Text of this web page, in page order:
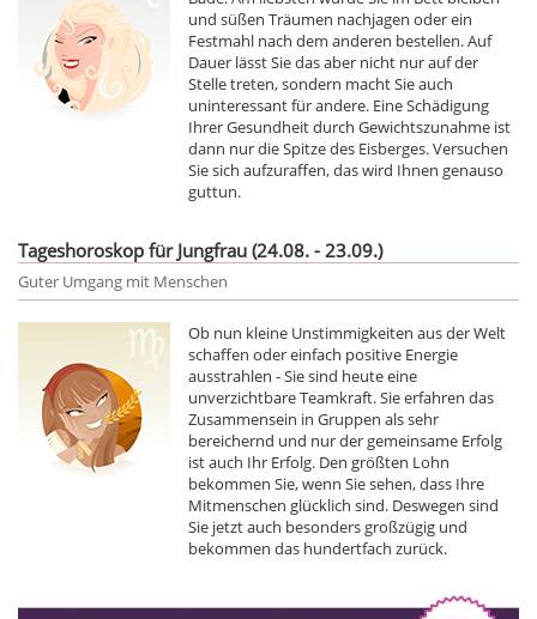
und süßen Träumen nachjagen oder ein
Festmahl nach dem anderen bestellen. Auf
Dauer lässt Sie das aber nicht nur auf der
Stelle treten, sondern macht Sie auch
uninteressant für andere. Eine Schädigung
Ihrer Gesundheit durch Gewichtszunahme ist
dann nur die Spitze des Eisberges. Versuchen
Sie sich aufzuraffen, das wird Ihnen genauso
guttun.
Tageshoroskop für Jungfrau (24.08. - 23.09.)
Guter Umgang mit Menschen
Ob nun kleine Unstimmigkeiten aus der Welt
schaffen oder einfach positive Energie
ausstrahlen - Sie sind heute eine
unverzichtbare Teamkraft. Sie erfahren das
Zusammensein in Gruppen als sehr
bereichernd und nur der gemeinsame Erfolg
ist auch Ihr Erfolg. Den größten Lohn
bekommen Sie, wenn Sie sehen, dass Ihre
Mitmenschen glücklich sind. Deswegen sind
Sie jetzt auch besonders großzügig und
bekommen das hundertfach zurück.